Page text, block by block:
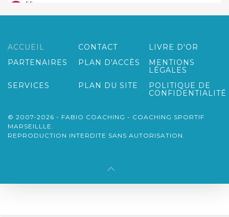
ACCUEIL CONTACT
LIVRE D'OR
PARTENAIRES
PLAN D'ACCÈS
MENTIONS
LÉGALES
SERVICES
PLAN DU SITE
POLITIQUE DE
CONFIDENTIALITÉ
© 2007-2026 - FABIO COACHING - COACHING SPORTIF
MARSEILLLE.
REPRODUCTION INTERDITE SANS AUTORISATION.